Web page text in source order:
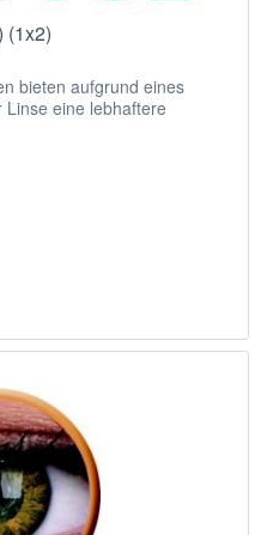
(1x2)
bieten aufgrund eines
eine lebhaftere